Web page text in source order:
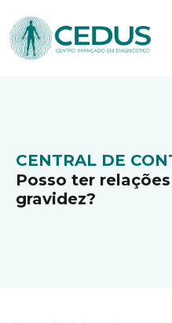
CENTRAL DE
Posso ter
gravidez?